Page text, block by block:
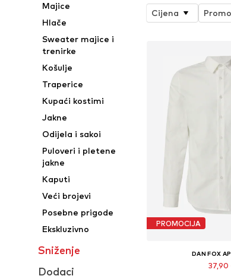
Majice
Hlače
Sweater majice i
trenirke
Košulje
Traperice
Kupaći kostimi
Jakne
Odijela i sakoi
Puloveri i pletene
jakne
Kaputi
Veći brojevi
Posebne prigode
Ekskluzivno
Sniženje
Dodaci
Cijena
PROMOCIJA
DAN FOX
37,90